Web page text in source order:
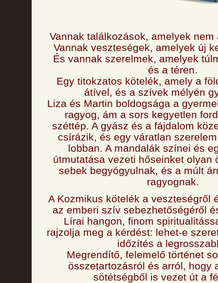
Vannak találkozások, amelyek
Vannak veszteségek, amelyek új
És vannak szerelmek, amelyek
és a téren.
Egy titokzatos kötelék, amely a
átível, és a szívek mélyén
Liza és Martin boldogsága a
ragyog, ám a sors kegyetlen
széttép. A gyász és a fájdalom
csírázik, és egy váratlan
lobban. A mandalák színei és
útmutatása vezeti hőseinket olyan
sebek begyógyulnak, és a múlt
ragyognak.
A Kozmikus kötelék a veszteségről
az emberi szív sebezhetőségéről
Lírai hangon, finom
rajzolja meg a kérdést: lehet-e
időzítés a
Megrendítő, felemelő történet
összetartozásról és arról, hogy
sötétségből is vezet út a